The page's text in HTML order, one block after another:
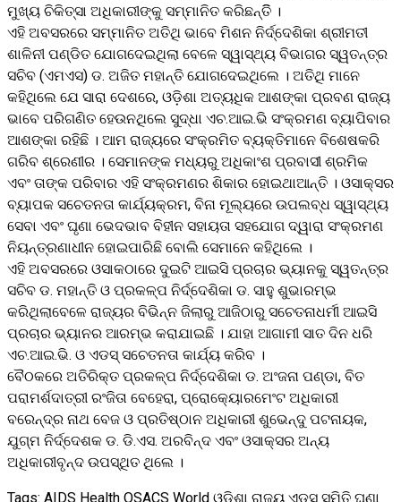
ମୁଖ୍ୟ ଚିକିତ୍ସା ଅଧିକାରୀଙ୍କୁ ସମ୍ମାନିତ କରିଛନ୍ତିି ।
ଏହି ଅବସରରେ ସମ୍ମାନିତ ଅତିଥି ଭାବେ ମିଶନ ନିର୍ଦ୍ଦେଶିକା ଶ୍ରୀମତୀ
ଶାଳିନୀ ପଣ୍ଡିତ ଯୋଗଦେଇଥିଲା ବେଳେ ସ୍ୱାସ୍ଥ୍ୟ ବିଭାଗର ସ୍ୱତନ୍ତ୍ର
ସଚିବ (ଏମଏସ) ଡ. ଅଜିତ ମହାନ୍ତି ଯୋଗଦେଇଥିଲେ । ଅତିଥି ମାନେ
କହିଥିଲେ ଯେ ସାରା ଦେଶରେ, ଓଡ଼ିଶା ଅତ୍ୟଧିକ ଆଶଙ୍କା ପ୍ରବଣ ରାଜ୍ୟ
ଭାବେ ପରିଗଣିତ ହେଉନଥିଲେ ସୁଦ୍ଧା ଏଚ.ଆଇ.ଭି ସଂକ୍ରମଣ ବ୍ୟାପିବାର
ଆଶଙ୍କା ରହିଛି । ଆମ ରାଜ୍ୟରେ ସଂକ୍ରମିତ ବ୍ୟକ୍ତିମାନେ ବିଶେଷକରି
ଗରିବ ଶ୍ରେଣୀର । ସେମାନଙ୍କ ମଧ୍ୟରୁ ଅଧିକାଂଶ ପ୍ରବାସୀ ଶ୍ରମିକ
ଏବଂ ତାଙ୍କ ପରିବାର ଏହି ସଂକ୍ରମଣର ଶିକାର ହୋଇଥାଆନ୍ତି । ଓସାକ୍ସର
ବ୍ୟାପକ ସଚେତନତା କାର୍ଯ୍ୟକ୍ରମ, ବିନା ମୂଲ୍ୟରେ ଉପଲବ୍ଧ ସ୍ୱାସ୍ଥ୍ୟ
ସେବା ଏବଂ ଘୃଣା ଭେଦଭାବ ବିହୀନ ସହାୟତା ସହଯୋଗ ଦ୍ୱାରା ସଂକ୍ରମଣ
ନିୟନ୍ତ୍ରଣାଧୀନ ହୋଇପାରିଛି ବୋଲି ସେମାନେ କହିଥିଲେ ।
ଏହି ଅବସରରେ ଓସାକଠାରେ ଦୁଇଟି ଆଇସି ପ୍ରଚାର ଭ୍ୟାନକୁ ସ୍ୱତନ୍ତ୍ର
ସଚିବ ଡ. ମହାନ୍ତି ଓ ପ୍ରକଳ୍ପ ନିର୍ଦ୍ଦେଶିକା ଡ. ସାହୁ ଶୁଭାରମ୍ଭ
କରିଥିଲାବେଳେ ରାଜ୍ୟର ବିଭିନ୍ନ ଜିଲାରୁ ଆଜିଠାରୁ ସଚେତନାଧର୍ମୀ ଆଇସି
ପ୍ରଚାର ଭ୍ୟାନର ଆରମ୍ଭ କରାଯାଇଛି । ଯାହା ଆଗାମୀ ସାତ ଦିନ ଧରି
ଏଚ.ଆଇ.ଭି. ଓ ଏଡସ୍ ସଚେତନତା କାର୍ଯ୍ୟ କରିବ ।
ବୈଠକରେ ଅତିରିକ୍ତ ପ୍ରକଳ୍ପ ନିର୍ଦ୍ଦେଶିକା ଡ. ଅଂଜନା ପଣ୍ଡା, ବିତ
ପରାମର୍ଶଦାତ୍ରୀ ରଂଜିତା ବେହେରା, ପ୍ରୋକ୍ୟୋରମେଂଟ ଅଧିକାରୀ
ବରେନ୍ଦ୍ର ନାଥ ବେଜ ଓ ପ୍ରତିଷ୍ଠାନ ଅଧିକାରୀ ଶୁଭେନ୍ଦୁ ପଟନାୟକ,
ଯୁଗ୍ମ ନିର୍ଦ୍ଦେଶକ ଡ. ଡି.ଏସ. ଅରବିନ୍ଦ ଏବଂ ଓସାକ୍ସର ଅନ୍ୟ
ଅଧିକାରୀବୃନ୍ଦ ଉପସ୍ଥିତ ଥିଲେ ।
Tags: AIDS Health OSACS World ଓଡ଼ିଶା ରାଜ୍ୟ ଏଡସ୍‌ ସମିତି ଘୃଣା